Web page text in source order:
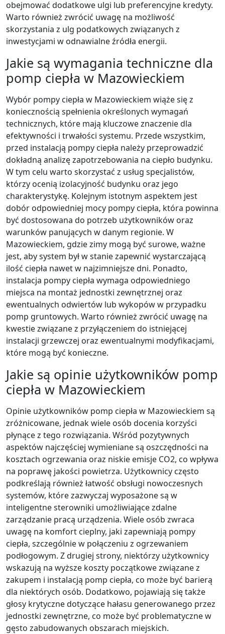
obejmować dodatkowe ulgi lub preferencyjne kredyty.
Warto również zwrócić uwagę na możliwość
skorzystania z ulg podatkowych związanych z
inwestycjami w odnawialne źródła energii.
Jakie są wymagania techniczne dla
pomp ciepła w Mazowieckiem
Wybór pompy ciepła w Mazowieckiem wiąże się z
koniecznością spełnienia określonych wymagań
technicznych, które mają kluczowe znaczenie dla
efektywności i trwałości systemu. Przede wszystkim,
przed instalacją pompy ciepła należy przeprowadzić
dokładną analizę zapotrzebowania na ciepło budynku.
W tym celu warto skorzystać z usług specjalistów,
którzy ocenią izolacyjność budynku oraz jego
charakterystykę. Kolejnym istotnym aspektem jest
dobór odpowiedniej mocy pompy ciepła, która powinna
być dostosowana do potrzeb użytkowników oraz
warunków panujących w danym regionie. W
Mazowieckiem, gdzie zimy mogą być surowe, ważne
jest, aby system był w stanie zapewnić wystarczającą
ilość ciepła nawet w najzimniejsze dni. Ponadto,
instalacja pompy ciepła wymaga odpowiedniego
miejsca na montaż jednostki zewnętrznej oraz
ewentualnych odwiertów lub wykopów w przypadku
pomp gruntowych. Warto również zwrócić uwagę na
kwestie związane z przyłączeniem do istniejącej
instalacji grzewczej oraz ewentualnymi modyfikacjami,
które mogą być konieczne.
Jakie są opinie użytkowników pomp
ciepła w Mazowieckiem
Opinie użytkowników pomp ciepła w Mazowieckiem są
zróżnicowane, jednak wiele osób docenia korzyści
płynące z tego rozwiązania. Wśród pozytywnych
aspektów najczęściej wymieniane są oszczędności na
kosztach ogrzewania oraz niskie emisje CO2, co wpływa
na poprawę jakości powietrza. Użytkownicy często
podkreślają również łatwość obsługi nowoczesnych
systemów, które zazwyczaj wyposażone są w
inteligentne sterowniki umożliwiające zdalne
zarządzanie pracą urządzenia. Wiele osób zwraca
uwagę na komfort cieplny, jaki zapewniają pompy
ciepła, szczególnie w połączeniu z ogrzewaniem
podłogowym. Z drugiej strony, niektórzy użytkownicy
wskazują na wyższe koszty początkowe związane z
zakupem i instalacją pomp ciepła, co może być barierą
dla niektórych osób. Dodatkowo, pojawiają się także
głosy krytyczne dotyczące hałasu generowanego przez
jednostki zewnętrzne, co może być problematyczne w
gęsto zabudowanych obszarach miejskich.